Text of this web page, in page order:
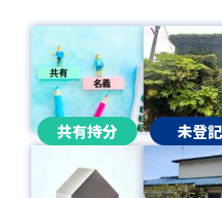
共有持分 未登記